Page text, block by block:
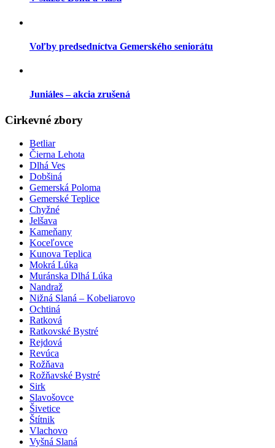
Voľby predsedníctva Gemerského seniorátu
Juniáles – akcia zrušená
Cirkevné zbory
Betliar
Čierna Lehota
Dlhá Ves
Dobšiná
Gemerská Poloma
Gemerské Teplice
Chyžné
Jelšava
Kameňany
Koceľovce
Kunova Teplica
Mokrá Lúka
Muránska Dlhá Lúka
Nandraž
Nižná Slaná – Kobeliarovo
Ochtiná
Ratková
Ratkovské Bystré
Rejdová
Revúca
Rožňava
Rožňavské Bystré
Sirk
Slavošovce
Šivetice
Štítnik
Vlachovo
Vyšná Slaná